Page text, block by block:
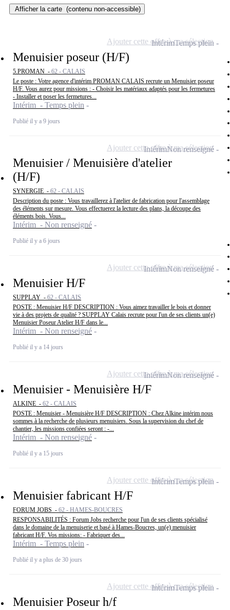
Afficher la carte (contenu non-accessible)
Menuisier poseur (H/F)
5.PROMAN - 62 - CALAIS
Le poste : Votre agence d'intérim PROMAN CALAIS recrute un Menuisier poseur
H/F. Vous aurez pour missions : - Choisir les matériaux adaptés pour les fermetures
- Installer et poser les fermetures...
Intérim - Temps plein
Publié il y a 9 jours
IntérimTemps plein
Ajouter cette offre à ma sélection
Menuisier / Menuisière d'atelier
(H/F)
SYNERGIE - 62 - CALAIS
Description du poste : Vous travaillerez à l'atelier de fabrication pour l'assemblage
des éléments sur mesure. Vous effectuerez la lecture des plans, la découpe des
éléments bois. Vous...
Intérim - Non renseigné
Publié il y a 6 jours
IntérimNon renseigné
Ajouter cette offre à ma sélection
Menuisier H/F
SUPPLAY - 62 - CALAIS
POSTE : Menuisier H/F DESCRIPTION : Vous aimez travailler le bois et donner
vie à des projets de qualité ? SUPPLAY Calais recrute pour l'un de ses clients un(e)
Menuisier Poseur Atelier H/F dans le...
Intérim - Non renseigné
Publié il y a 14 jours
IntérimNon renseigné
Ajouter cette offre à ma sélection
Menuisier - Menuisière H/F
ALKINE - 62 - CALAIS
POSTE : Menuisier - Menuisière H/F DESCRIPTION : Chez Alkine intérim nous
sommes à la recherche de plusieurs menuisiers. Sous la supervision du chef de
chantier, les missions confiées seront : -...
Intérim - Non renseigné
Publié il y a 15 jours
IntérimNon renseigné
Ajouter cette offre à ma sélection
Menuisier fabricant H/F
FORUM JOBS - 62 - HAMES-BOUCRES
RESPONSABILITÉS : Forum Jobs recherche pour l'un de ses clients spécialisé
dans le domaine de la menuiserie et basé à Hames-Boucres, un(e) menuisier
fabricant H/F. Vos missions: - Fabriquer des...
Intérim - Temps plein
Publié il y a plus de 30 jours
IntérimTemps plein
Ajouter cette offre à ma sélection
Menuisier Poseur h/f
IntérimTemps plein
Ajouter cette offre à ma sélection